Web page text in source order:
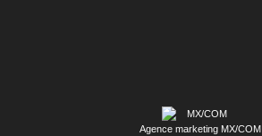
Agence marketing MX/COM